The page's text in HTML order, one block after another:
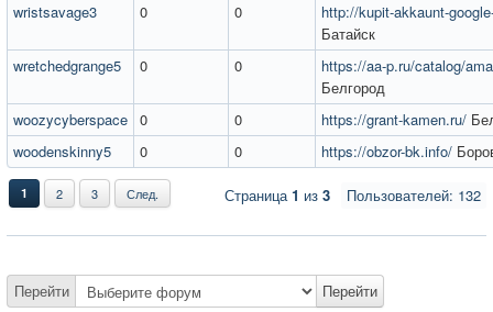
wristsavage3
0 0
http://kupit-akkaunt-
Батайск
wretchedgrange5
0 0
https://aa-p.ru/catalog/
Белгород
woozycyberspace 0 0 https://grant-kamen.ru/
woodenskinny5
0 0 https://obzor-bk.info/
Пользователей: 132
1 2 3 След. Страница1 из 3
Перейти Перейти